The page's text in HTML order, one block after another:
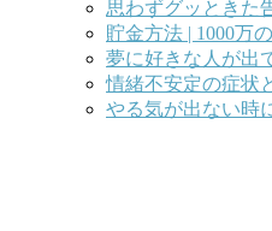
思わずグッときた
貯金方法 | 1000万
夢に好きな人が出
情緒不安定の症状
やる気が出ない時